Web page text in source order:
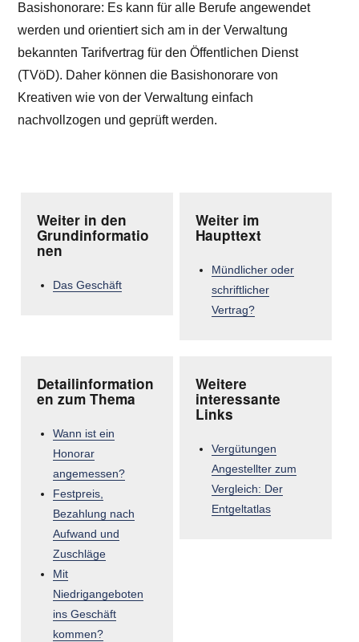
Basishonorare: Es kann für alle Berufe angewendet
werden und orientiert sich am in der Verwaltung
bekannten Tarifvertrag für den Öffentlichen Dienst
(TVöD). Daher können die Basishonorare von
Kreativen wie von der Verwaltung einfach
nachvollzogen und geprüft werden.
Weiter in den
Grundinformatio
nen
Das Geschäft
Weiter im
Haupttext
Mündlicher oder
schriftlicher
Vertrag?
Detailinformation
en zum Thema
Wann ist ein
Honorar
angemessen?
Festpreis,
Bezahlung nach
Aufwand und
Zuschläge
Mit
Niedrigangeboten
ins Geschäft
kommen?
Weitere
interessante
Links
Vergütungen
Angestellter zum
Vergleich: Der
Entgeltatlas